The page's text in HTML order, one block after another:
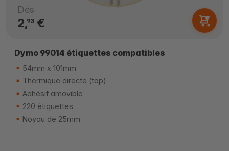
Dès
2,93€
Dymo 99014 étiquettes compatibles
54mm x 101mm
Thermique directe (top)
Adhésif amovible
220 étiquettes
Noyau de 25mm